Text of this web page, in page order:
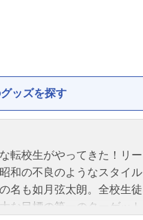
ッズを探す
転校生がやってきた！リー
和の不良のようなスタイル
名も如月弦太朗。全校生徒
な目標の第一のターゲット